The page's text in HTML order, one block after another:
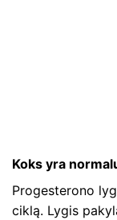
Koks yra
Progesterono
ciklą. Lygis